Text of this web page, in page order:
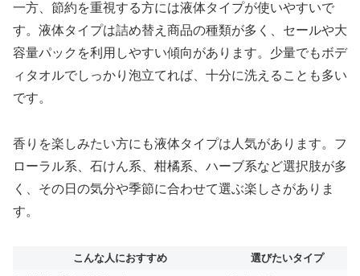
一方、節約を重視する方には液体タイプが使いやすいで
す。液体タイプは詰め替え商品の種類が多く、セールや大
容量パックを利用しやすい傾向があります。少量でもボデ
ィタオルでしっかり泡立てれば、十分に洗えることも多い
です。
香りを楽しみたい方にも液体タイプは人気があります。フ
ローラル系、石けん系、柑橘系、ハーブ系など選択肢が多
く、その日の気分や季節に合わせて選ぶ楽しさがありま
す。
こんな人におすすめ
選びたいタイプ